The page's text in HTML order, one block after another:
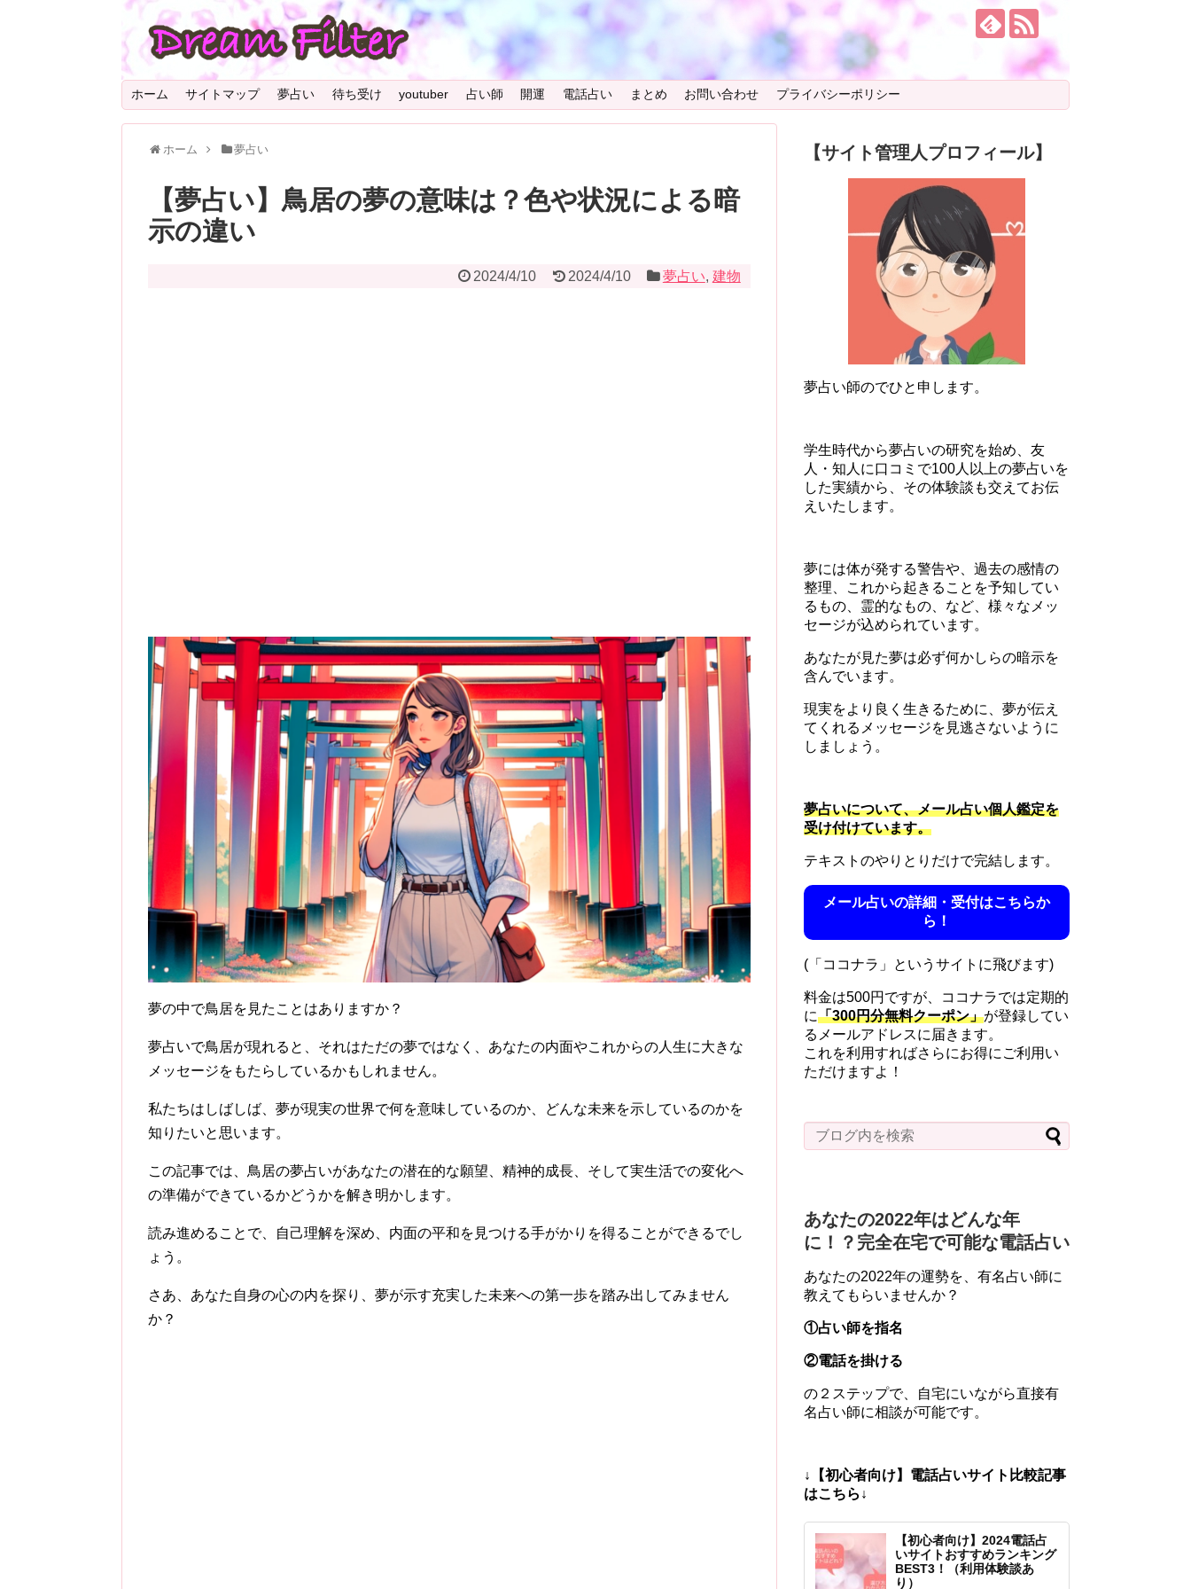
ホーム サイトマップ 夢占い 待ち受け youtuber 占い師 開運 電話占い まとめ お問い合わせ プライバシーポリシー
ホーム 夢占い
【夢占い】鳥居の夢の意味は？色や状況による暗
示の違い
2024/4/10 2024/4/10 夢占い, 建物
夢の中で鳥居を見たことはありますか？
夢占いで鳥居が現れると、それはただの夢ではなく、あなたの内面やこれからの人生に大きな
メッセージをもたらしているかもしれません。
私たちはしばしば、夢が現実の世界で何を意味しているのか、どんな未来を示しているのかを
知りたいと思います。
この記事では、鳥居の夢占いがあなたの潜在的な願望、精神的成長、そして実生活での変化へ
の準備ができているかどうかを解き明かします。
読み進めることで、自己理解を深め、内面の平和を見つける手がかりを得ることができるでし
ょう。
さあ、あなた自身の心の内を探り、夢が示す充実した未来への第一歩を踏み出してみません
か？
【サイト管理人プロフィール】
夢占い師のでひと申します。
学生時代から夢占いの研究を始め、友
人・知人に口コミで100人以上の夢占いを
した実績から、その体験談も交えてお伝
えいたします。
夢には体が発する警告や、過去の感情の
整理、これから起きることを予知してい
るもの、霊的なもの、など、様々なメッ
セージが込められています。
あなたが見た夢は必ず何かしらの暗示を
含んでいます。
現実をより良く生きるために、夢が伝え
てくれるメッセージを見逃さないように
しましょう。
夢占いについて、メール占い個人鑑定を
受け付けています。
テキストのやりとりだけで完結します。
メール占いの詳細・受付はこちらか
ら！
(「ココナラ」というサイトに飛びます)
料金は500円ですが、ココナラでは定期的
に「300円分無料クーポン」が登録してい
るメールアドレスに届きます。
これを利用すればさらにお得にご利用い
ただけますよ！
あなたの2022年はどんな年
に！？完全在宅で可能な電話占い
あなたの2022年の運勢を、有名占い師に
教えてもらいませんか？
①占い師を指名
②電話を掛ける
の２ステップで、自宅にいながら直接有
名占い師に相談が可能です。
↓【初心者向け】電話占いサイト比較記事
はこちら↓
【初心者向け】2024電話占
いサイトおすすめランキング
BEST3！（利用体験談あ
り）